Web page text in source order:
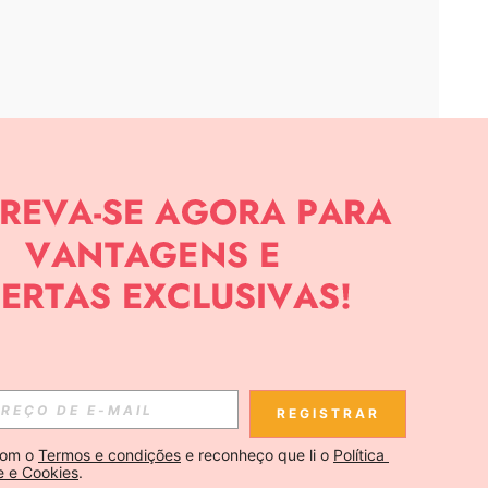
APP
SOBRE SHEIN.
REGISTRAR
o Termos e condições e reconheço que li o Política
e Cookies.